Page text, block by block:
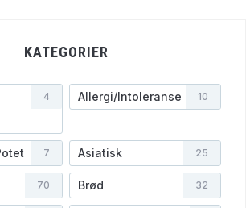
KATEGORIER
4 Allergi/Intoleranse 10
7 Asiatisk 25
70 Brød 32